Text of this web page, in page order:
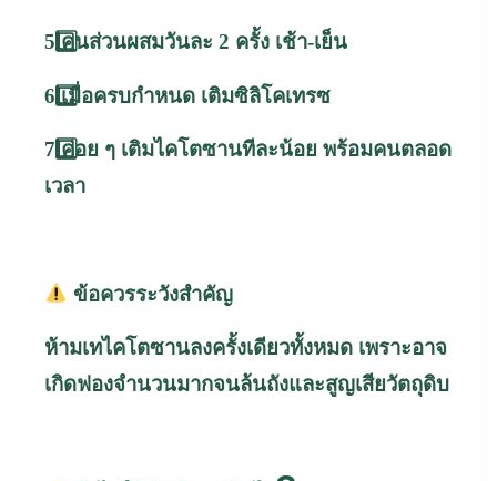
5️ คนส่วนผสมวันละ 2 ครั้ง เช้า-เย็น
6️ เมื่อครบกำหนด เติมซิลิโคเทรซ
7️ ค่อย ๆ เติมไคโตซานทีละน้อย พร้อมคนตลอด
เวลา
ข้อควรระวังสำคัญ
ห้ามเทไคโตซานลงครั้งเดียวทั้งหมด เพราะอาจ
เกิดฟองจำนวนมากจนล้นถังและสูญเสียวัตถุดิบ